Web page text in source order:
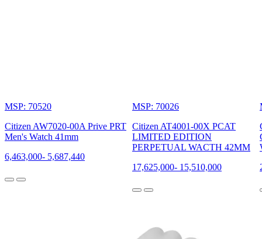
MSP: 70520
Citizen AW7020-00A Prive PRT
Men's Watch 41mm
6,463,000- 5,687,440
MSP: 70026
Citizen AT4001-00X PCAT
LIMITED EDITION
PERPETUAL WACTH 42MM
17,625,000- 15,510,000